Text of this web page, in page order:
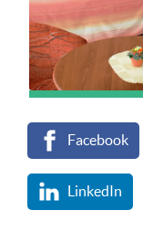
Facebook
LinkedIn